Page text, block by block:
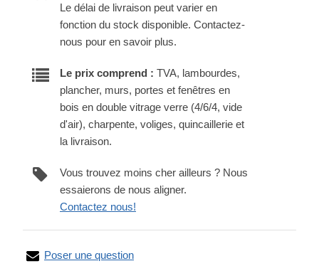
Le délai de livraison peut varier en
fonction du stock disponible. Contactez-
nous pour en savoir plus.
Le prix comprend : TVA, lambourdes,
plancher, murs, portes et fenêtres en
bois en double vitrage verre (4/6/4, vide
d'air), charpente, voliges, quincaillerie et
la livraison.
Vous trouvez moins cher ailleurs ? Nous
essaierons de nous aligner.
Contactez nous!
Poser une question